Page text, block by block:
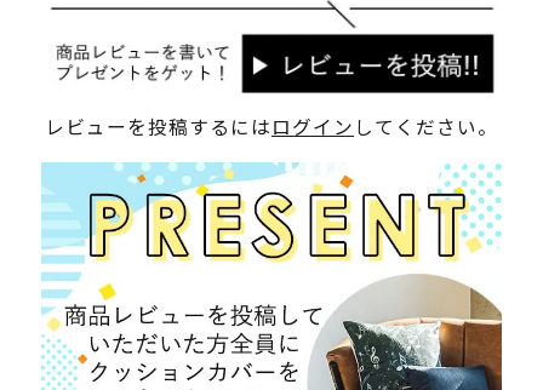
レビューを投稿するにはログイン してください。